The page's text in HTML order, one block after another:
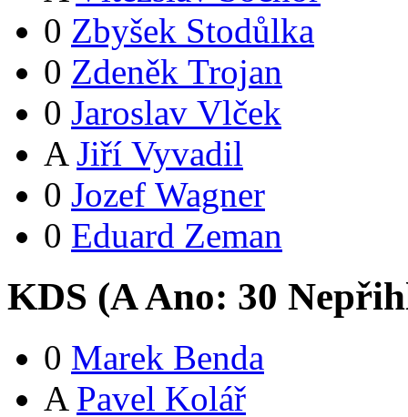
0 Zbyšek Stodůlka
0 Zdeněk Trojan
0 Jaroslav Vlček
A Jiří Vyvadil
0 Jozef Wagner
0 Eduard Zeman
KDS (AAno: 30
0 Marek Benda
A Pavel Kolář